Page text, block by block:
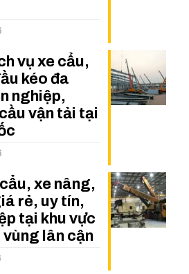
vụ xe cẩu,
kéo đa
nghiệp,
vận tải tại
xe nâng,
rẻ, uy tín,
tại khu vực
vùng lân cận